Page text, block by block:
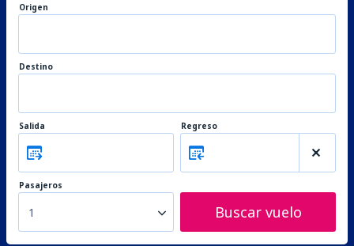
Origen
Destino
Salida Regreso
Pasajeros
1 Buscar vuelo